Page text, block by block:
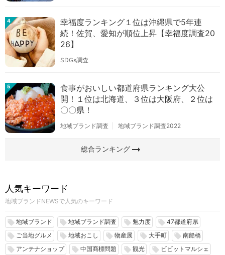
4
幸福度ランキング１位は沖縄県で5年連
続！佐賀、愛知が順位上昇【幸福度調査20
26】
SDGs調査
5
食事がおいしい都道府県ランキング大公
開！１位は北海道、３位は大阪府、２位は
〇〇県！
地域ブランド調査 地域ブランド調査2022
総合ランキングarrow_right_alt
人気キーワード
地域ブランドNEWSで人気のキーワード
local_offer 地域ブランド local_offer 地域ブランド調査 local_offer 魅力度 local_offer 47都道府県
local_offer ご当地グルメ local_offer 地域おこし local_offer 物産展 local_offer 大手町 local_offer 南船橋
local_offer アンテナショップ local_offer 中国商標問題 local_offer 観光 local_offer ビビットマルシェ